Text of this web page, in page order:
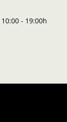
10:00 - 19:00h